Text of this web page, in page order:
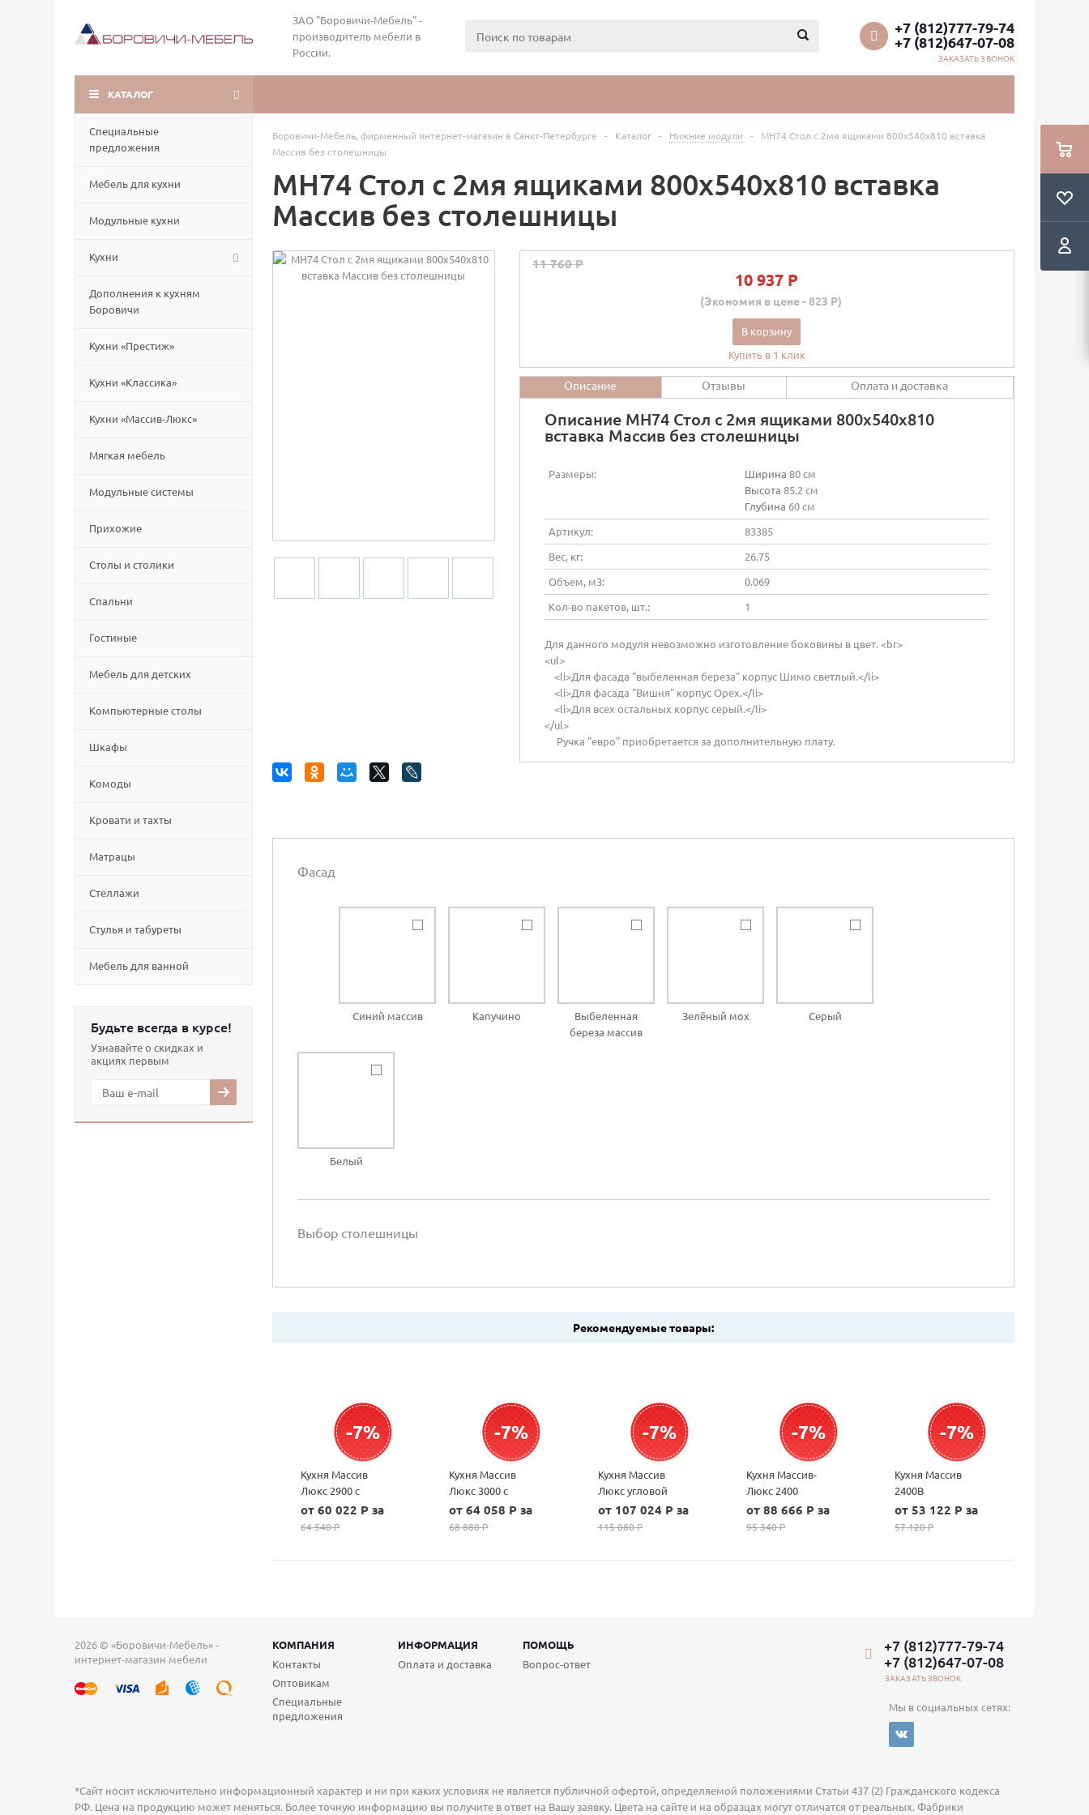
ЗАО "Боровичи-Мебель" -
производитель мебели в
России.
+7 (812)777-79-74
+7 (812)647-07-08
ЗАКАЗАТЬ ЗВОНОК
КАТАЛОГ
Специальные
предложения
Мебель для кухни
Модульные кухни
Кухни
Дополнения к кухням
Боровичи
Кухни «Престиж»
Кухни «Классика»
Кухни «Массив-Люкс»
Мягкая мебель
Модульные системы
Прихожие
Столы и столики
Спальни
Гостиные
Мебель для детских
Компьютерные столы
Шкафы
Комоды
Кровати и тахты
Матрацы
Стеллажи
Cтулья и табуреты
Мебель для ванной
Будьте всегда в курсе!
Узнавайте о скидках и
акциях первым
Боровичи-Мебель, фирменный интернет-магазин в Санкт-Петербурге - Каталог - Нижние модули -
МН74 Стол с 2мя ящиками 800х540х810 вставка
Массив без столешницы
МН74 Стол с 2мя ящиками 800х540х810 вставка
Массив без столешницы
11 760 P
10 937 P
(Экономия в цене - 823 P)
В корзину
Купить в 1 клик
Описание Отзывы Оплата и доставка
Описание МН74 Стол с 2мя ящиками 800х540х810
вставка Массив без столешницы
Размеры: Ширина 80 см
Высота 85.2 см
Глубина 60 см
Артикул:
83385
Вес, кг:
26.75
Объем, м3:
0.069
Кол-во пакетов, шт.:
1
Для данного модуля невозможно изготовление боковины в цвет. <br>
<ul>
<li>Для фасада "выбеленная береза" корпус Шимо светлый.</li>
<li>Для фасада "Вишня" корпус Орех.</li>
<li>Для всех остальных корпус серый.</li>
</ul>
Ручка "евро" приобретается за дополнительную плату.
Фасад
Синий массив Капучино
Выбеленная
береза массив
Зелёный мох Серый
Белый
Выбор столешницы
Рекомендуемые товары:
-7%
Кухня Массив
Люкс 2900 с
пеналом
от 60 022 P за
64 540 P
-7%
Кухня Массив
Люкс 3000 с
пеналом
от 64 058 P за
68 880 P
-7%
Кухня Массив
Люкс угловой
1335х1600
(высота навесных
от 107 024 P за
115 080 P
-7%
Кухня Массив-
Люкс 2400
от 88 666 P за
95 340 P
-7%
Кухня Массив
2400В
от 53 122 P за
57 120 P
2026 © «Боровичи-Мебель» -
интернет-магазин мебели
КОМПАНИЯ ИНФОРМАЦИЯ
ПОМОЩЬ
Контакты
Оптовикам
Специальные
предложения
Оплата и доставка Вопрос-ответ
+7 (812)777-79-74
+7 (812)647-07-08
ЗАКАЗАТЬ ЗВОНОК
Мы в социальных сетях:
*Сайт носит исключительно информационный характер и ни при каких условиях не является публичной офертой, определяемой положениями Статьи 437 (2) Гражданского кодекса
РФ. Цена на продукцию может меняться. Более точную информацию вы получите в ответ на Вашу заявку. Цвета на сайте и на образцах могут отличатся от реальных. Фабрики